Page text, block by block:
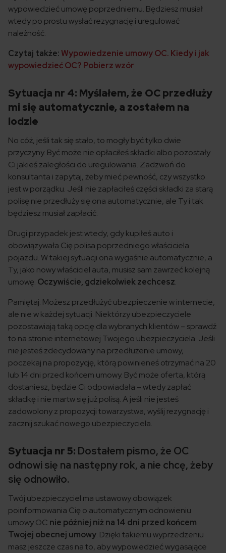
wypowiedzieć umowę poprzedniemu. Będziesz musiał
wtedy po prostu wysłać rezygnację i uregulować
należność.
Czytaj także:Wypowiedzenie umowy OC. Kiedy i jak
wypowiedzieć OC? Pobierz wzór
Sytuacja nr 4: Myślałem, że OC przedłuży
mi się automatycznie, a zostałem na
lodzie
No cóż, jeśli tak się stało, to mogły być tylko dwie
przyczyny. Być może nie opłaciłeś składki albo pozostały
Ci jakieś zaległości do uregulowania. Zadzwoń do
konsultanta i zapytaj, żeby mieć pewność, czy wszystko
jest w porządku. Jeśli nie zapłaciłeś części składki za starą
polisę nie przedłuży się ona automatycznie, ale Ty i tak
będziesz musiał zapłacić.
Drugi przypadek jest wtedy, gdy kupiłeś auto i
obowiązywała Cię polisa poprzedniego właściciela
pojazdu. W takiej sytuacji ona wygaśnie automatycznie, a
Ty, jako nowy właściciel auta, musisz sam zawrzeć kolejną
umowę. Oczywiście, gdziekolwiek zechcesz.
Pamiętaj: Możesz przedłużyć ubezpieczenie w internecie,
ale nie w każdej sytuacji. Niektórzy ubezpieczyciele
pozostawiają taką opcję dla wybranych klientów – sprawdź
to na stronie internetowej Twojego ubezpieczyciela. Jeśli
nie jesteś zdecydowany na przedłużenie umowy,
poczekaj na propozycję, którą powinieneś otrzymać na 20
lub 14 dni przed końcem umowy. Być może oferta, którą
dostaniesz, będzie Ci odpowiadała – wtedy zapłać
składkę i nie martw się już polisą. A jeśli nie jesteś
zadowolony z propozycji towarzystwa, wyślij rezygnację i
zacznij szukać nowego ubezpieczyciela.
Sytuacja nr 5: Dostałem pismo, że OC
odnowi się na następny rok, a nie chcę, żeby
się odnowiło.
Twój ubezpieczyciel ma ustawowy obowiązek
poinformowania Cię o automatycznym odnowieniu
umowy OC nie później niż na 14 dni przed końcem
Twojej obecnej umowy. Dzięki takiemu wyprzedzeniu
masz jeszcze czas na to, aby wypowiedzieć wygasające